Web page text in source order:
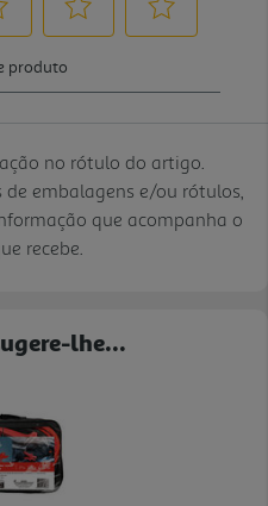
no rótulo do artigo.
embalagens e/ou rótulos,
que acompanha o
recebe.
lhe...